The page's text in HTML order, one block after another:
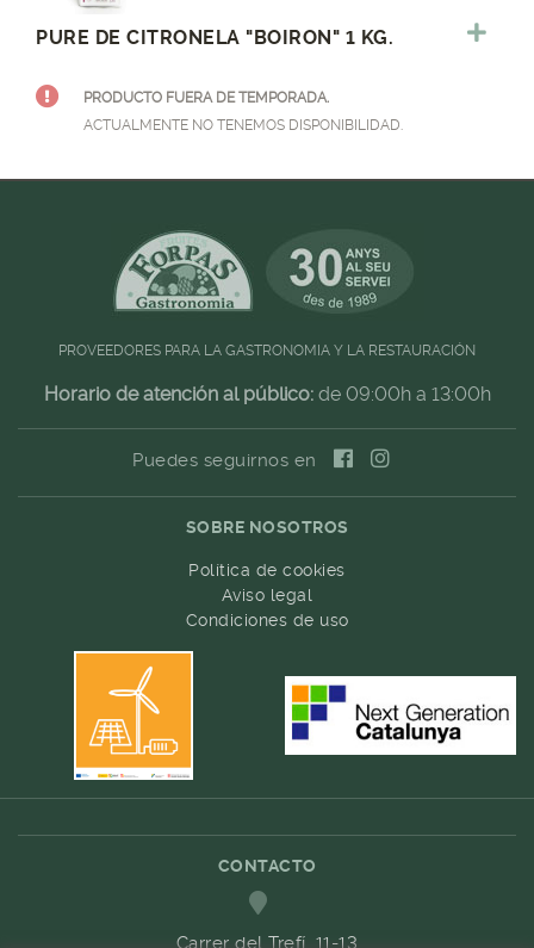
PURE DE CITRONELA "BOIRON" 1 KG.
PRODUCTO FUERA DE TEMPORADA.
ACTUALMENTE NO TENEMOS DISPONIBILIDAD.
PROVEEDORES PARA LA GASTRONOMIA Y LA RESTAURACIÓN
Horario de atención al público:de 09:00h a 13:00h
Puedes seguirnos en
SOBRE NOSOTROS
Política de cookies
Aviso legal
Condiciones de uso
CONTACTO
Carrer del Trefí. 11-13